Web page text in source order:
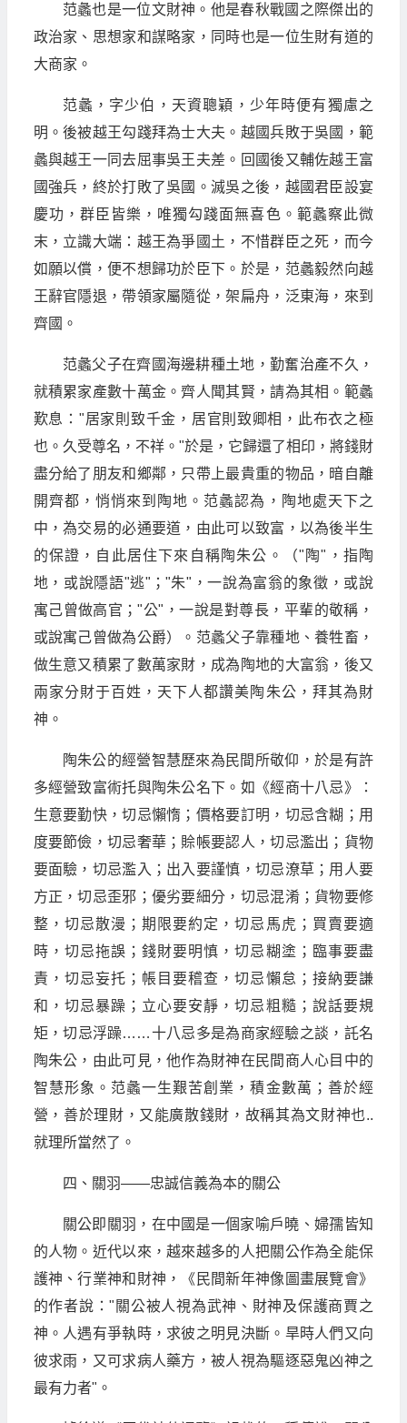
范蠡也是一位文財神。他是春秋戰國之際傑出的
政治家、思想家和謀略家，同時也是一位生財有道的
大商家。
范蠡，字少伯，天資聰穎，少年時便有獨慮之
明。後被越王勾踐拜為士大夫。越國兵敗于吳國，範
蠡與越王一同去屈事吳王夫差。回國後又輔佐越王富
國強兵，終於打敗了吳國。滅吳之後，越國君臣設宴
慶功，群臣皆樂，唯獨勾踐面無喜色。範蠡察此微
末，立識大端：越王為爭國土，不惜群臣之死，而今
如願以償，便不想歸功於臣下。於是，范蠡毅然向越
王辭官隱退，帶領家屬隨從，架扁舟，泛東海，來到
齊國。
范蠡父子在齊國海邊耕種土地，勤奮治產不久，
就積累家產數十萬金。齊人聞其賢，請為其相。範蠡
歎息："居家則致千金，居官則致卿相，此布衣之極
也。久受尊名，不祥。"於是，它歸還了相印，將錢財
盡分給了朋友和鄉鄰，只帶上最貴重的物品，暗自離
開齊都，悄悄來到陶地。范蠡認為，陶地處天下之
中，為交易的必通要道，由此可以致富，以為後半生
的保證，自此居住下來自稱陶朱公。（"陶"，指陶
地，或說隱語"逃"；"朱"，一說為富翁的象徵，或說
寓己曾做高官；"公"，一說是對尊長，平輩的敬稱，
或說寓己曾做為公爵）。范蠡父子靠種地、養牲畜，
做生意又積累了數萬家財，成為陶地的大富翁，後又
兩家分財于百姓，天下人都讚美陶朱公，拜其為財
神。
陶朱公的經營智慧歷來為民間所敬仰，於是有許
多經營致富術托與陶朱公名下。如《經商十八忌》：
生意要勤快，切忌懶惰；價格要訂明，切忌含糊；用
度要節儉，切忌奢華；賒帳要認人，切忌濫出；貨物
要面驗，切忌濫入；出入要謹慎，切忌潦草；用人要
方正，切忌歪邪；優劣要細分，切忌混淆；貨物要修
整，切忌散漫；期限要約定，切忌馬虎；買賣要適
時，切忌拖誤；錢財要明慎，切忌糊塗；臨事要盡
責，切忌妄托；帳目要稽查，切忌懶怠；接納要謙
和，切忌暴躁；立心要安靜，切忌粗糙；說話要規
矩，切忌浮躁……十八忌多是為商家經驗之談，託名
陶朱公，由此可見，他作為財神在民間商人心目中的
智慧形象。范蠡一生艱苦創業，積金數萬；善於經
營，善於理財，又能廣散錢財，故稱其為文財神也..
就理所當然了。
四、關羽——忠誠信義為本的關公
關公即關羽，在中國是一個家喻戶曉、婦孺皆知
的人物。近代以來，越來越多的人把關公作為全能保
護神、行業神和財神，《民間新年神像圖畫展覽會》
的作者說："關公被人視為武神、財神及保護商賈之
神。人遇有爭執時，求彼之明見決斷。旱時人們又向
彼求雨，又可求病人藥方，被人視為驅逐惡鬼凶神之
最有力者"。